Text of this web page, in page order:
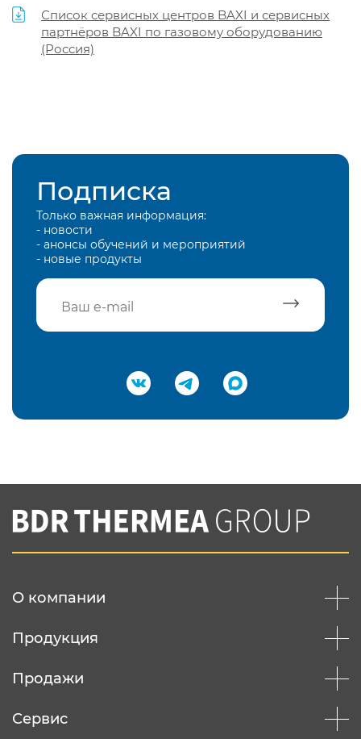
Список сервисных центров BAXI и сервисных
партнёров BAXI по газовому оборудованию
(Россия)
Подписка
Только важная информация:
- новости
- анонсы обучений и мероприятий
- новые продукты
Подтвердить e-mail
Вы соглашаетесь с нашей политикой
конфеденциальности
О компании
Продукция
Продажи
Сервис